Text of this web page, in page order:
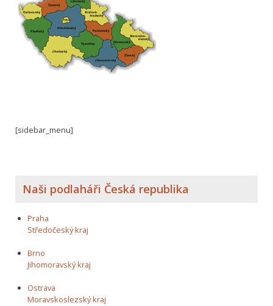
[sidebar_menu]
Naši podlaháři Česká republika
Praha
Středočeský kraj
Brno
Jihomoravský kraj
Ostrava
Moravskoslezský kraj